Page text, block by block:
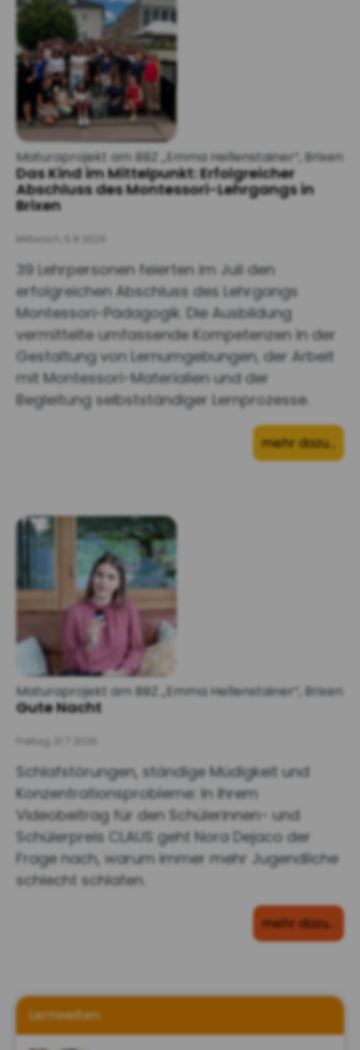
Maturaprojekt am BBZ „Emma Hellenstainer“, Brixen
Das Kind im Mittelpunkt: Erfolgreicher
Abschluss des Montessori-Lehrgangs in
Brixen
Mittwoch, 5.8.2026
39 Lehrpersonen feierten im Juli den
erfolgreichen Abschluss des Lehrgangs
Montessori-Pädagogik. Die Ausbildung
vermittelte umfassende Kompetenzen in der
Gestaltung von Lernumgebungen, der Arbeit
mit Montessori-Materialien und der
Begleitung selbstständiger Lernprozesse.
mehr dazu…
Maturaprojekt am BBZ „Emma Hellenstainer“, Brixen
Gute Nacht
Freitag, 31.7.2026
Schlafstörungen, ständige Müdigkeit und
Konzentrationsprobleme: In ihrem
Videobeitrag für den Schülerinnen- und
Schülerpreis CLAUS geht Nora Dejaco der
Frage nach, warum immer mehr Jugendliche
schlecht schlafen.
mehr dazu…
Lernwelten